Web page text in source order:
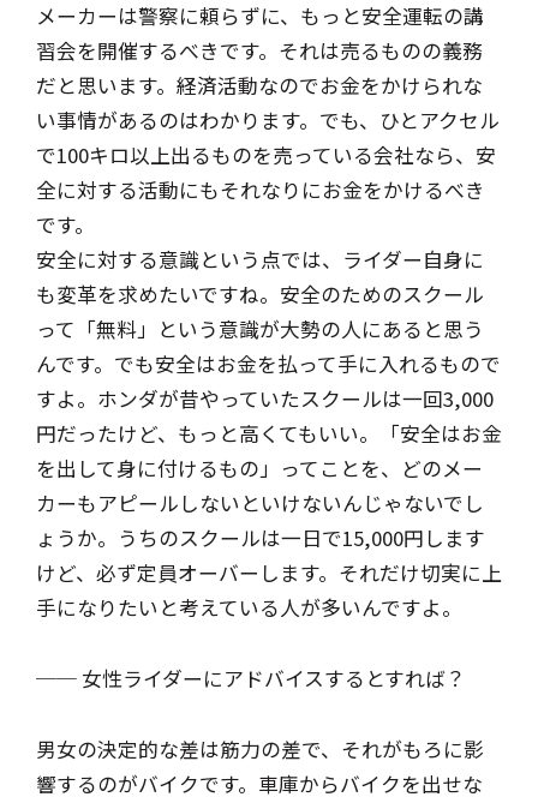
メーカーは警察に頼らずに、もっと安全運転の講
習会を開催するべきです。それは売るものの義務
だと思います。経済活動なのでお金をかけられな
い事情があるのはわかります。でも、ひとアクセル
で100キロ以上出るものを売っている会社なら、安
全に対する活動にもそれなりにお金をかけるべき
です。
安全に対する意識という点では、ライダー自身に
も変革を求めたいですね。安全のためのスクール
って「無料」という意識が大勢の人にあると思う
んです。でも安全はお金を払って手に入れるもので
すよ。ホンダが昔やっていたスクールは一回3,000
円だったけど、もっと高くてもいい。「安全はお金
を出して身に付けるもの」ってことを、どのメー
カーもアピールしないといけないんじゃないでし
ょうか。うちのスクールは一日で15,000円します
けど、必ず定員オーバーします。それだけ切実に上
手になりたいと考えている人が多いんですよ。
── 女性ライダーにアドバイスするとすれば？
男女の決定的な差は筋力の差で、それがもろに影
響するのがバイクです。車庫からバイクを出せな